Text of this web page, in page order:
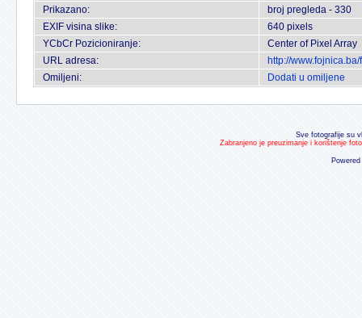
Prikazano:
broj pregleda - 330
EXIF visina slike:
640 pixels
YCbCr Pozicioniranje:
Center of Pixel Array
URL adresa:
http://
Omiljeni:
Dodati u omiljene
Sve fotografije su
Zabranjeno je preuzimanje i korištenje